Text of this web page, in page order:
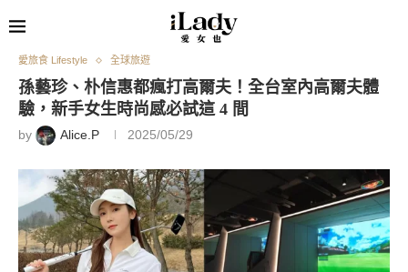
愛旅食 Lifestyle 全球旅遊
孫藝珍、朴信惠都瘋打高爾夫！全台室內高爾夫體
驗，新手女生時尚感必試這 4 間
by Alice.P 2025/05/29